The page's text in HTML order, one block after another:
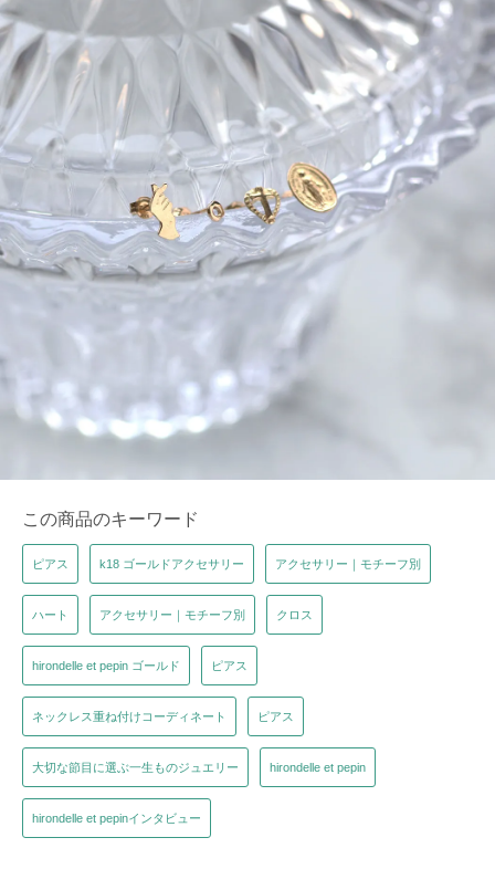
この商品のキーワード
ピアス k18 ゴールドアクセサリー アクセサリー｜モチーフ別
ハート アクセサリー｜モチーフ別 クロス
hirondelle et pepin ゴールド ピアス
ネックレス重ね付けコーディネート ピアス
大切な節目に選ぶ一生ものジュエリー hirondelle et pepin
hirondelle et pepinインタビュー